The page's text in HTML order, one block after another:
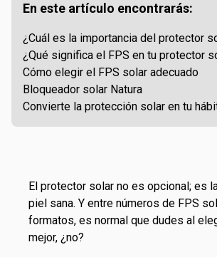
En este artículo encontrarás:
¿Cuál es la importancia del protector
¿Qué significa el FPS en tu protector
Cómo elegir el FPS solar adecuado
Bloqueador solar Natura
Convierte la protección solar en tu
El protector solar no es opcional; es
piel sana. Y entre números de FPS
formatos, es normal que dudes al
mejor, ¿no?